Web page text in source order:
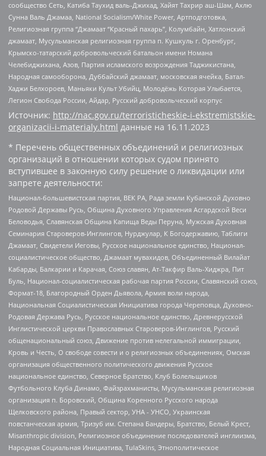
сообщество Сеть, Катиба Таухид валь-Джихад, Хайят Тахрир аш-Шам, Ахлю
Сунна Валь Джамаа, National Socialism/White Power, Артподготовка,
Религиозная группа “Джамаат “Красный пахарь”, Колумбайн, Хатлонский
джамаат, Мусульманская религиозная группа п. Кушкуль г. Оренбург,
Крымско-татарский добровольческий батальон имени Номана
Челебиджихана, Азов, Партия исламского возрождения Таджикистана,
Народная самооборона, Дуббайский джамаат, московская ячейка, Батал-
Хаджи Белхороев, Маньяки Культ Убийц, Молодёжь Которая Улыбается,
Легион Свобода России, Айдар, Русский добровольческий корпус
Источник: http://nac.gov.ru/terroristicheskie-i-ekstremistskie-
organizacii-i-materialy.html данные на 16.11.2023
* Перечень общественных объединений и религиозных
организаций в отношении которых судом принято
вступившее в законную силу решение о ликвидации или
запрете деятельности:
Национал-большевистская партия, ВЕК РА, Рада земли Кубанской Духовно
Родовой Державы Русь, Община Духовного Управления Асгардской Веси
Беловодья, Славянская Община Капища Веды Перуна, Мужская Духовная
Семинария Староверов-Инглингов, Нурджулар, К Богодержавию, Таблиги
Джамаат, Свидетели Иеговы, Русское национальное единство, Национал-
социалистическое общество, Джамаат мувахидов, Объединенный Вилайат
Кабарды, Балкарии и Карачая, Союз славян, Ат-Такфир Валь-Хиджра, Пит
Буль, Национал-социалистическая рабочая партия России, Славянский союз,
Формат-18, Благородный Орден Дьявола, Армия воли народа,
Национальная Социалистическая Инициатива города Череповца, Духовно-
Родовая Держава Русь, Русское национальное единство, Древнерусской
Инглистической церкви Православных Староверов-Инглингов, Русский
общенациональный союз, Движение против нелегальной иммиграции,
Кровь и Честь, О свободе совести и о религиозных объединениях, Омская
организация общественного политического движения Русское
национальное единство, Северное Братство, Клуб Болельщиков
Футбольного Клуба Динамо, Файзрахманисты, Мусульманская религиозная
организация п. Боровский, Община Коренного Русского народа
Щелковского района, Правый сектор, УНА - УНСО, Украинская
повстанческая армия, Тризуб им. Степана Бандеры, Братство, Белый Крест,
Misanthropic division, Религиозное объединение последователей инглиизма,
Народная Социальная Инициатива, TulaSkins, Этнополитическое